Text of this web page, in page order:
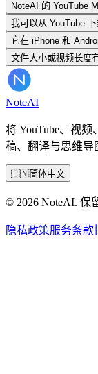
NoteAI 的 YouTube
我可以从 YouTube 下
它在 iPhone 和
文件大小或视频长度
NoteAI
将 YouTube、视
稿、翻译与思维导
🇨🇳简体中文
© 2026 NoteAI. 保
隐私政策服务条款